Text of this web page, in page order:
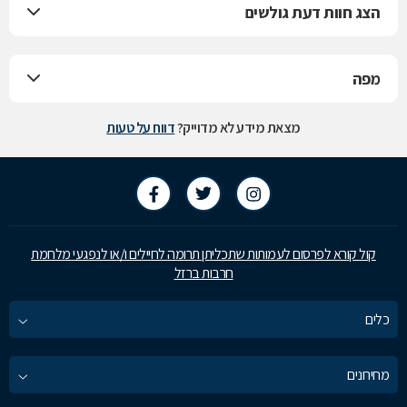
הצג חוות דעת גולשים
מפה
מצאת מידע לא מדוייק?דווח על טעות
קול קורא לפרסום לעמותות שתכליתן תרומה לחיילים ו/או לנפגעי מלחמת
חרבות ברזל
כלים
מחירונים